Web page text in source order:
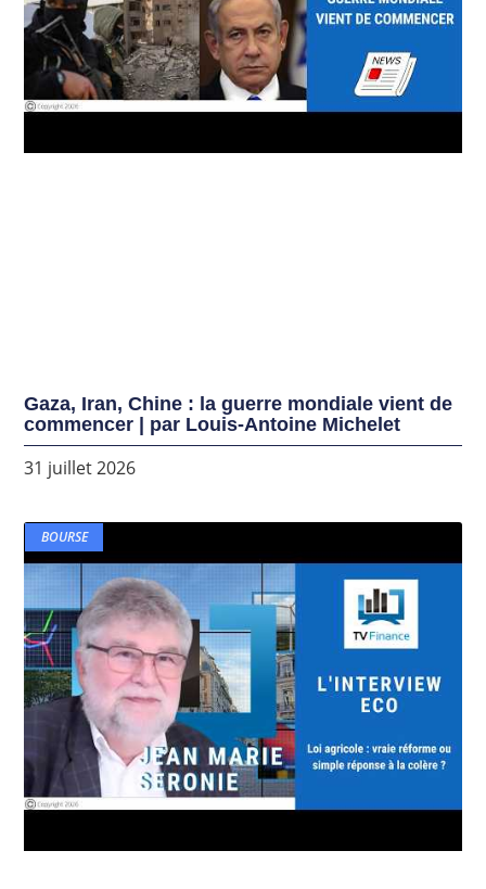
Gaza, Iran, Chine : la guerre mondiale vient de
commencer | par Louis-Antoine Michelet
31 juillet 2026
BOURSE